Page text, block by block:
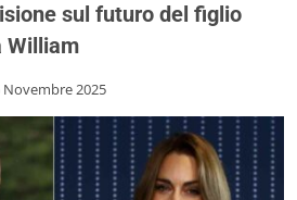
sul futuro del figlio
William
Novembre 2025